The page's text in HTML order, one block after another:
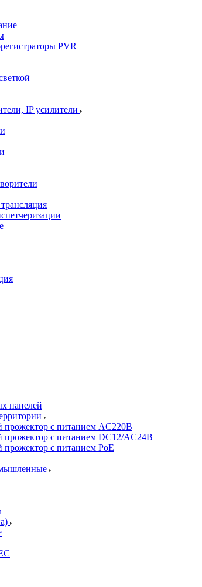
PVR
IP усилители
панелей
с питанием AC220В
с питанием DC12/AC24В
с питанием PoE